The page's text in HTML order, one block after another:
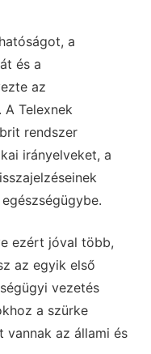
a
és a
az
Telexnek
rendszer
irányelveket, a
ezért jóval több,
az egyik első
vezetés
a szürke
vannak az állami és